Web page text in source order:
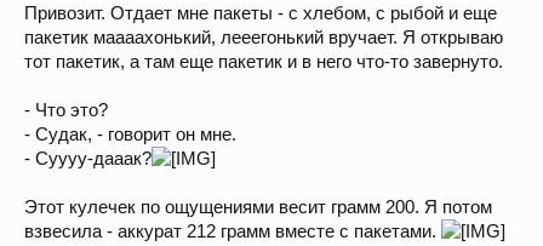
Привозит. Отдает мне пакеты - с хлебом, с рыбой и еще
пакетик маааахонький, лееегонький вручает. Я открываю
тот пакетик, а там еще пакетик и в него что-то завернуто.
- Что это?
- Судак, - говорит он мне.
- Суууу-дааак?
Этот кулечек по ощущениями весит грамм 200. Я потом
взвесила - аккурат 212 грамм вместе с пакетами.